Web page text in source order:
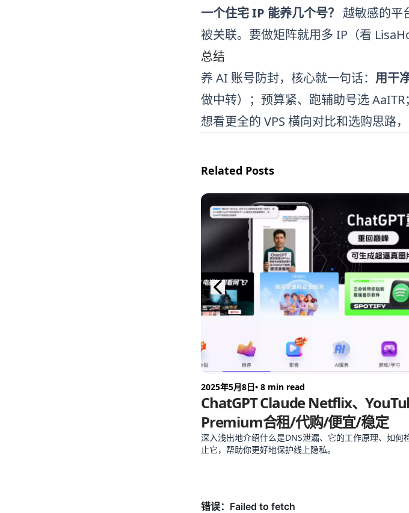
一个住宅 IP 能养几个号？ 越敏感的平
被关联。要做矩阵就用多 IP（看
总结
养 AI 账号防封，核心就一句话： 用干
做中转）；预算紧、跑辅助号选 AaITR
想看更全的 VPS 横向对比和选购思路
Related Posts
2025年5月8日• 8 min read
ChatGPT Claude Netflix、
Premium合租/代购/便宜/稳定
深入浅出地介绍什么是DNS泄漏、它的工作原理、如何
止它，帮助你更好地保护线上隐私。